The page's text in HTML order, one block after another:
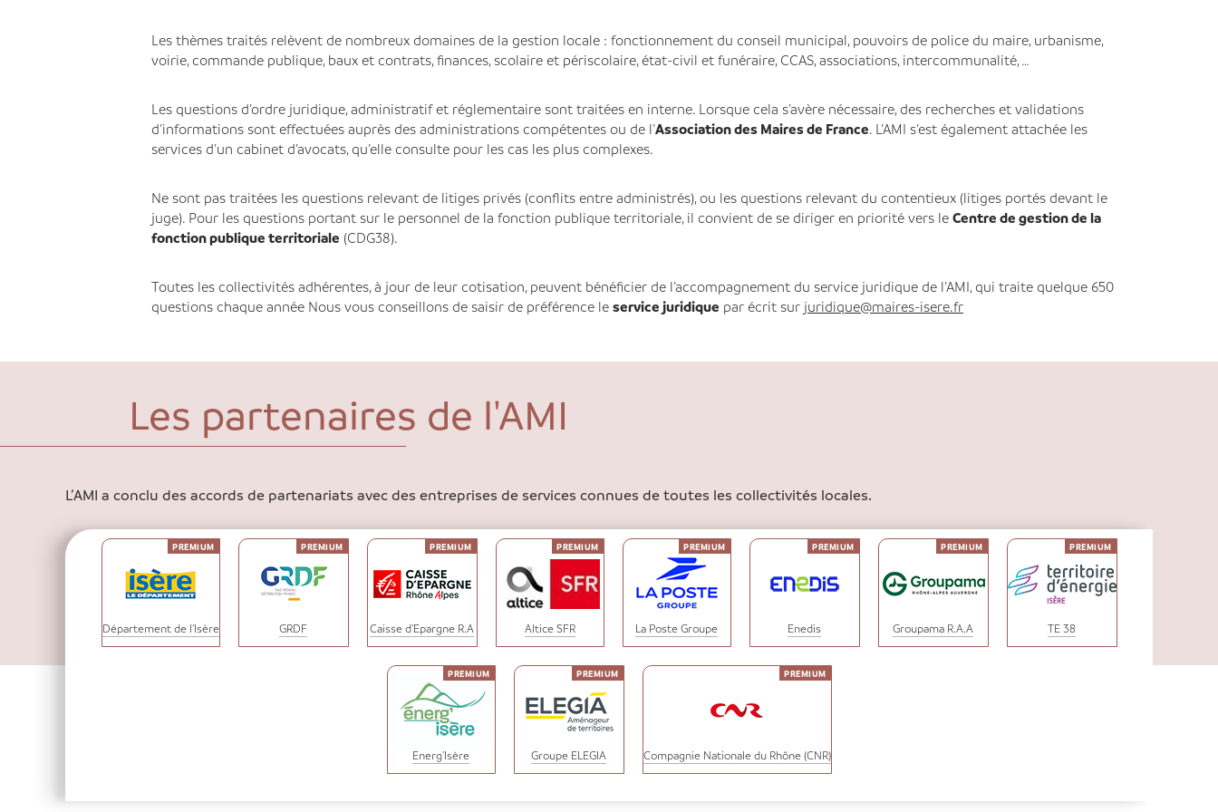
Les thèmes traités relèvent de nombreux domaines de la gestion locale : fonctionnement du conseil municipal, pouvoirs de police du maire, urbanisme,
voirie, commande publique, baux et contrats, finances, scolaire et périscolaire, état-civil et funéraire, CCAS, associations, intercommunalité, …
Les questions d’ordre juridique, administratif et réglementaire sont traitées en interne. Lorsque cela s’avère nécessaire, des recherches et validations
d’informations sont effectuées auprès des administrations compétentes ou de l’Association des Maires de France. L’AMI s’est également attachée les
services d’un cabinet d’avocats, qu’elle consulte pour les cas les plus complexes.
Ne sont pas traitées les questions relevant de litiges privés (conflits entre administrés), ou les questions relevant du contentieux (litiges portés devant le
juge). Pour les questions portant sur le personnel de la fonction publique territoriale, il convient de se diriger en priorité vers le Centre de gestion de la
fonction publique territoriale (CDG38).
Toutes les collectivités adhérentes, à jour de leur cotisation, peuvent bénéficier de l’accompagnement du service juridique de l’AMI, qui traite quelque 650
questions chaque année Nous vous conseillons de saisir de préférence le service juridique par écrit sur juridique@maires-isere.fr
Les partenaires de l'AMI
L’AMI a conclu des accords de partenariats avec des entreprises de services connues de toutes les collectivités locales.
Département de l'Isère GRDF Caisse d'Epargne R.A Altice SFR La Poste Groupe Enedis Groupama R.A.A TE 38
Energ'Isère Groupe ELEGIA Compagnie Nationale du Rhône (CNR)